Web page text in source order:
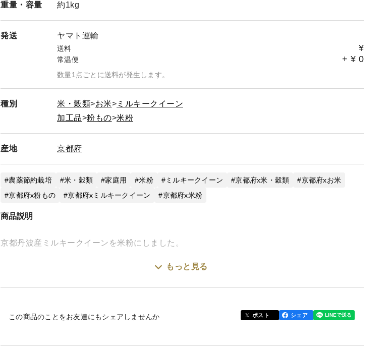
重量・ 容量 約1kg
発送 ヤマト運輸
送料 ¥
常温便 + ¥ 0
数量1点ごとに送料が発生します。
種別 米・穀類 お米
ミルキークイーン
加工品
粉もの 米粉
産地 京都府
農薬節約栽培 米・穀類 家庭用 米粉 ミルキークイーン 京都府x米・穀類
京都府xお米
京都府x粉もの
京都府xミルキークイーン 京都府x米粉
商品説明
京都丹波産ミルキークイーンを米粉にしました。
米粉はダマになりにくいので、振るいにかける必要がなく扱いやすく、油を吸いにくい為、揚げ
もオススメです！
もっと見る
この商品のことをお友達にもシェアしませんか ポスト シェア